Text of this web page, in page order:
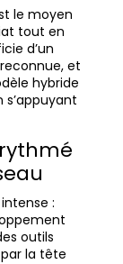
le moyen
tout en
d’un
et
hybride
:
outils
la tête